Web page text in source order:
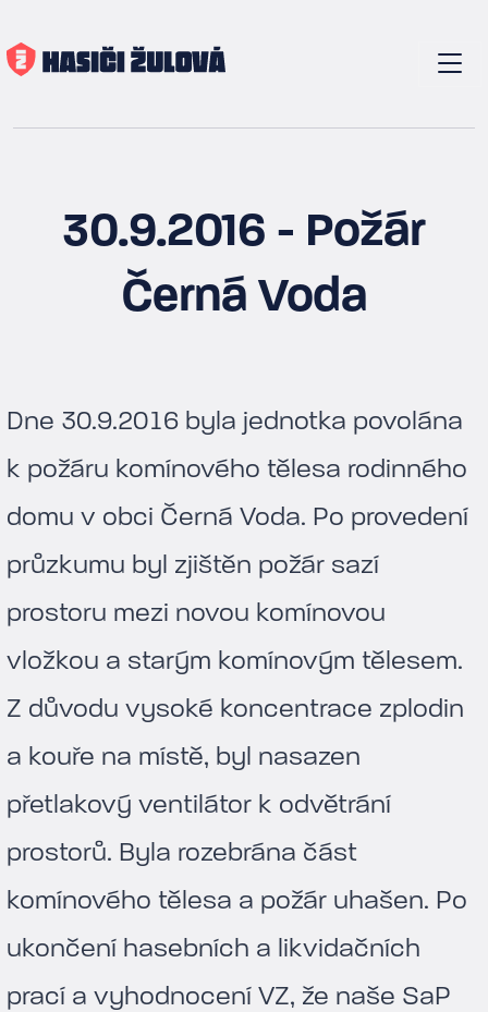
30.9.2016 - Požár
Černá Voda
Dne 30.9.2016 byla jednotka povolána
k požáru komínového tělesa rodinného
domu v obci Černá Voda. Po provedení
průzkumu byl zjištěn požár sazí
prostoru mezi novou komínovou
vložkou a starým komínovým tělesem.
Z důvodu vysoké koncentrace zplodin
a kouře na místě, byl nasazen
přetlakový ventilátor k odvětrání
prostorů. Byla rozebrána část
komínového tělesa a požár uhašen. Po
ukončení hasebních a likvidačních
prací a vyhodnocení VZ, že naše SaP